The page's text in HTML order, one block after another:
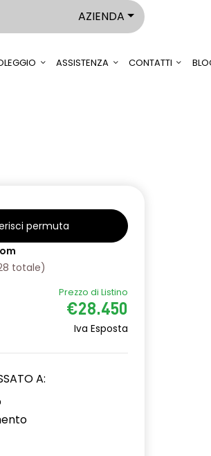
AZIENDA
ASSISTENZA CONTATTI
permuta
totale)
Prezzo di Listino
€28.450
Iva Esposta
A: